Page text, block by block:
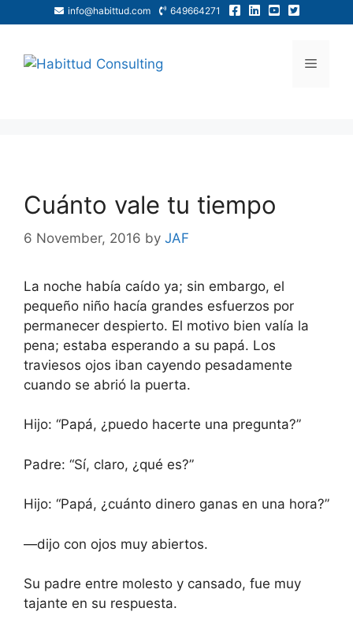
info@habittud.com 649664271
Cuánto vale tu tiempo
6 November, 2016 by JAF
La noche había caído ya; sin embargo, el
pequeño niño hacía grandes esfuerzos por
permanecer despierto. El motivo bien valía la
pena; estaba esperando a su papá. Los
traviesos ojos iban cayendo pesadamente
cuando se abrió la puerta.
Hijo: “Papá, ¿puedo hacerte una pregunta?”
Padre: “Sí, claro, ¿qué es?”
Hijo: “Papá, ¿cuánto dinero ganas en una hora?”
—dijo con ojos muy abiertos.
Su padre entre molesto y cansado, fue muy
tajante en su respuesta.